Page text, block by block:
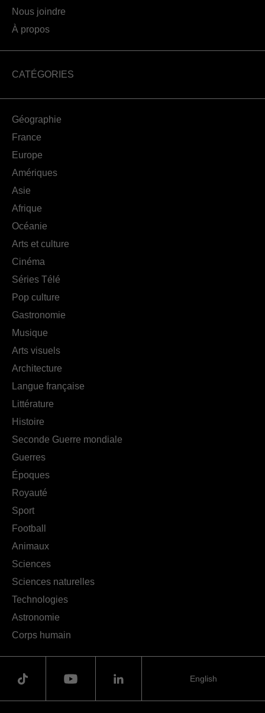
Nous joindre
À propos
CATÉGORIES
Géographie
France
Europe
Amériques
Asie
Afrique
Océanie
Arts et culture
Cinéma
Séries Télé
Pop culture
Gastronomie
Musique
Arts visuels
Architecture
Langue française
Littérature
Histoire
Seconde Guerre mondiale
Guerres
Époques
Royauté
Sport
Football
Animaux
Sciences
Sciences naturelles
Technologies
Astronomie
Corps humain
English